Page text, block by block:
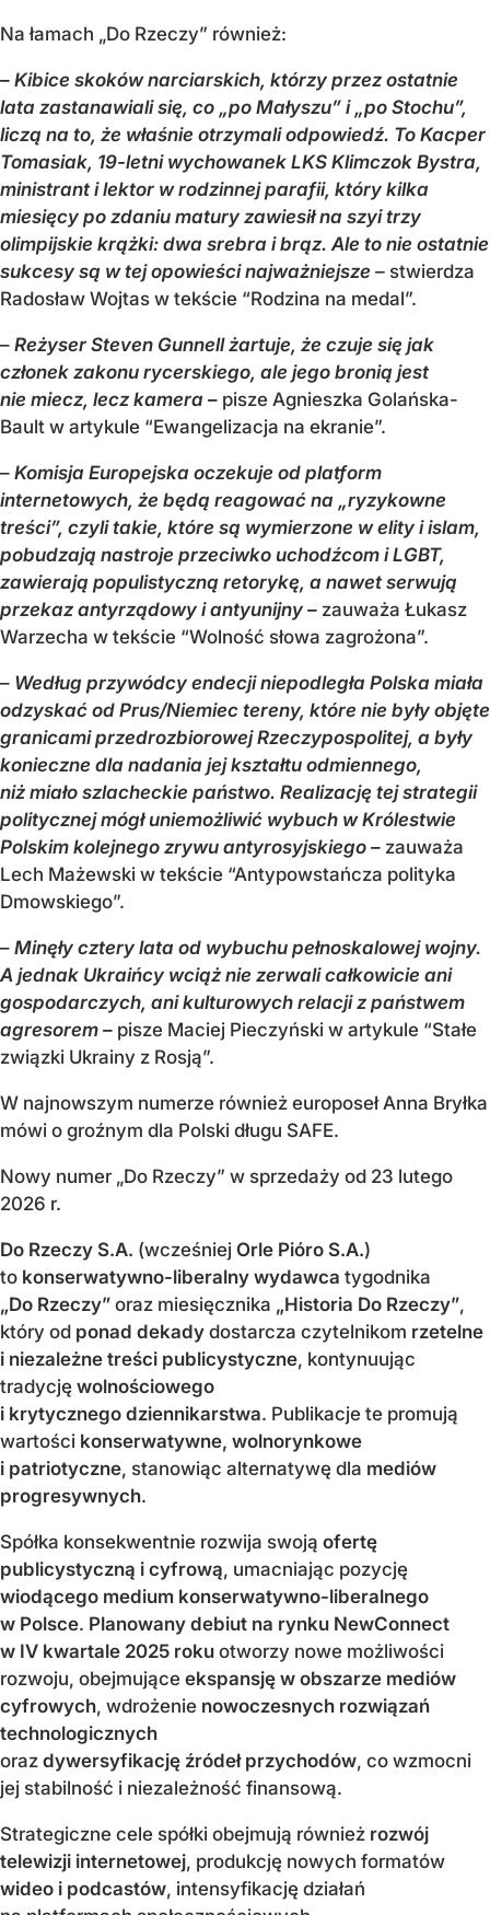
Na łamach „Do Rzeczy” również:
– Kibice skoków narciarskich, którzy przez ostatnie
lata zastanawiali się, co „po Małyszu” i „po Stochu”,
liczą na to, że właśnie otrzymali odpowiedź. To Kacper
Tomasiak, 19-letni wychowanek LKS Klimczok Bystra,
ministrant i lektor w rodzinnej parafii, który kilka
miesięcy po zdaniu matury zawiesił na szyi trzy
olimpijskie krążki: dwa srebra i brąz. Ale to nie ostatnie
sukcesy są w tej opowieści najważniejsze – stwierdza
Radosław Wojtas w tekście “Rodzina na medal”.
– Reżyser Steven Gunnell żartuje, że czuje się jak
członek zakonu rycerskiego, ale jego bronią jest
nie miecz, lecz kamera – pisze Agnieszka Golańska-
Bault w artykule “Ewangelizacja na ekranie”.
– Komisja Europejska oczekuje od platform
internetowych, że będą reagować na „ryzykowne
treści”, czyli takie, które są wymierzone w elity i islam,
pobudzają nastroje przeciwko uchodźcom i LGBT,
zawierają populistyczną retorykę, a nawet serwują
przekaz antyrządowy i antyunijny – zauważa Łukasz
Warzecha w tekście “Wolność słowa zagrożona”.
– Według przywódcy endecji niepodległa Polska miała
odzyskać od Prus/Niemiec tereny, które nie były objęte
granicami przedrozbiorowej Rzeczypospolitej, a były
konieczne dla nadania jej kształtu odmiennego,
niż miało szlacheckie państwo. Realizację tej strategii
politycznej mógł uniemożliwić wybuch w Królestwie
Polskim kolejnego zrywu antyrosyjskiego – zauważa
Lech Mażewski w tekście “Antypowstańcza polityka
Dmowskiego”.
– Minęły cztery lata od wybuchu pełnoskalowej wojny.
A jednak Ukraińcy wciąż nie zerwali całkowicie ani
gospodarczych, ani kulturowych relacji z państwem
agresorem – pisze Maciej Pieczyński w artykule “Stałe
związki Ukrainy z Rosją”.
W najnowszym numerze również europoseł Anna Bryłka
mówi o groźnym dla Polski długu SAFE.
Nowy numer „Do Rzeczy” w sprzedaży od 23 lutego
2026 r.
Do Rzeczy S.A. (wcześniej Orle Pióro S.A.)
to konserwatywno-liberalny wydawca tygodnika
„Do Rzeczy” oraz miesięcznika „Historia Do Rzeczy”,
który od ponad dekady dostarcza czytelnikom rzetelne
i niezależne treści publicystyczne, kontynuując
tradycję wolnościowego
i krytycznego dziennikarstwa. Publikacje te promują
wartości konserwatywne, wolnorynkowe
i patriotyczne, stanowiąc alternatywę dla mediów
progresywnych.
Spółka konsekwentnie rozwija swoją ofertę
publicystyczną i cyfrową, umacniając pozycję
wiodącego medium konserwatywno-liberalnego
w Polsce. Planowany debiut na rynku NewConnect
w IV kwartale 2025 roku otworzy nowe możliwości
rozwoju, obejmujące ekspansję w obszarze mediów
cyfrowych, wdrożenie nowoczesnych rozwiązań
technologicznych
oraz dywersyfikację źródeł przychodów, co wzmocni
jej stabilność i niezależność finansową.
Strategiczne cele spółki obejmują również rozwój
telewizji internetowej, produkcję nowych formatów
wideo i podcastów, intensyfikację działań